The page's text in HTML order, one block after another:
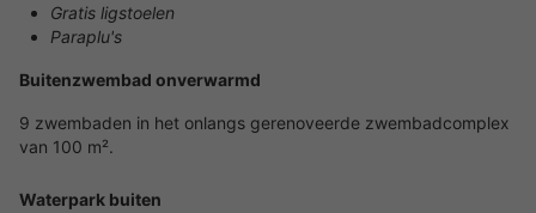
Gratis ligstoelen
Paraplu's
Buitenzwembad onverwarmd
9 zwembaden in het onlangs gerenoveerde zwembadcomplex
van 100 m².
Waterpark buiten